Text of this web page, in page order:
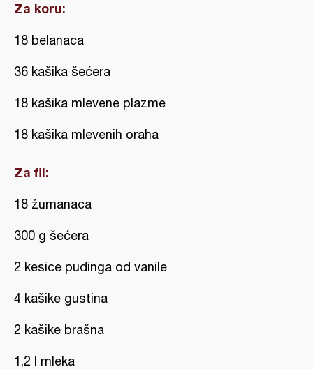
Za koru:
18 belanaca
36 kašika šećera
18 kašika mlevene plazme
18 kašika mlevenih oraha
Za fil:
18 žumanaca
300 g šećera
2 kesice pudinga od vanile
4 kašike gustina
2 kašike brašna
1,2 l mleka